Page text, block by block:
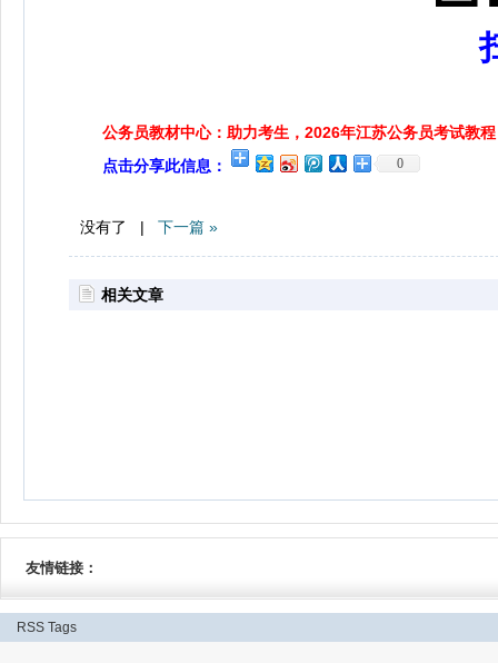
公务员教材中心：助力考生，2026年江苏公务员考试教程
点击分享此信息：
0
没有了 | 下一篇 »
相关文章
友情链接：
RSS Tags